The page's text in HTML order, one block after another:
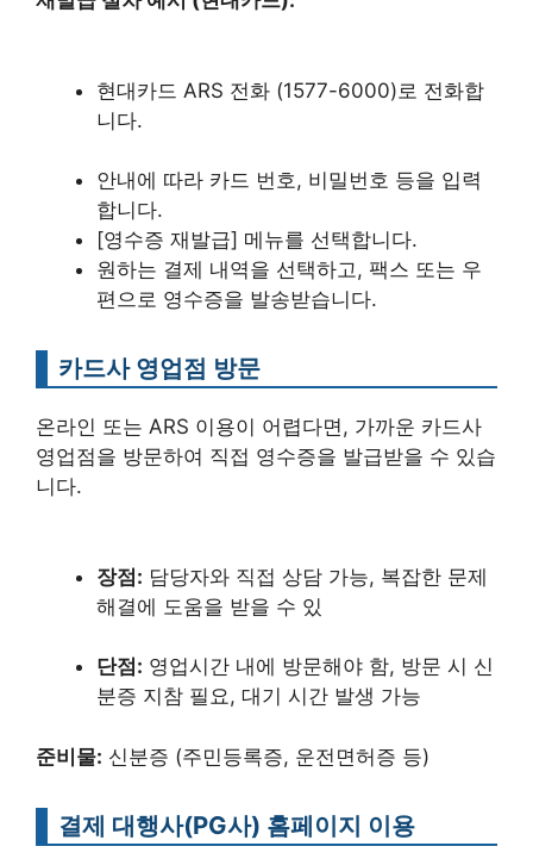
현대카드 ARS 전화 (1577-6000)로 전화합
니다.
안내에 따라 카드 번호, 비밀번호 등을 입력
합니다.
[영수증 재발급] 메뉴를 선택합니다.
원하는 결제 내역을 선택하고, 팩스 또는 우
편으로 영수증을 발송받습니다.
카드사 영업점 방문
온라인 또는 ARS 이용이 어렵다면, 가까운 카드사
영업점을 방문하여 직접 영수증을 발급받을 수 있습
니다.
장점: 담당자와 직접 상담 가능, 복잡한 문제
해결에 도움을 받을 수 있
단점: 영업시간 내에 방문해야 함, 방문 시 신
분증 지참 필요, 대기 시간 발생 가능
준비물: 신분증 (주민등록증, 운전면허증 등)
결제 대행사(PG사) 홈페이지 이용